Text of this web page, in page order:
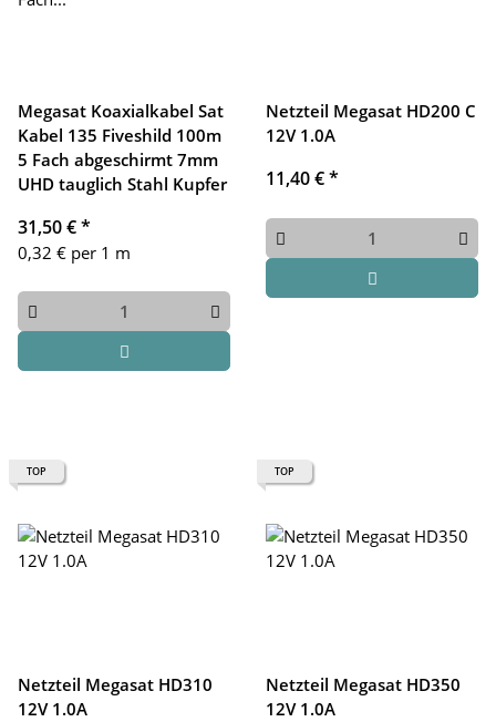
Megasat Koaxialkabel Sat
Kabel 135 Fiveshild 100m
5 Fach abgeschirmt 7mm
UHD tauglich Stahl Kupfer
31,50 €*
0,32 € per 1 m
Netzteil Megasat HD200 C
12V 1.0A
11,40 €*
TOP
Netzteil Megasat HD310
12V 1.0A
TOP
Netzteil Megasat HD350
12V 1.0A